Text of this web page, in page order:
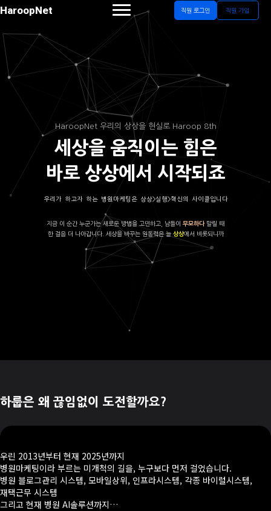
HaroopNet 직원 로그인 직원 가입
HaroopNet 우리의 상상을 현실로 Haroop 8th
세상을 움직이는 힘은
바로 상상에서 시작되죠
우리가 하고자 하는 병원마케팅은 상상>실행>혁신의 사이클입니다
지금 이 순간 누군가는 새로운 방법을 고민하고, 남들이 무모하다말릴 때
한 걸음 더 나아갑니다. 세상을 바꾸는 원동력은 늘 상상에서 비롯되니까
하룹은 왜 끊임없이 도전할까요?
우린 2013년부터 현재 2025년까지
병원마케팅이라 부르는 미개척의 길을, 누구보다 먼저 걸었습니다.
병원 블로그관리 시스템, 모바일상위, 인프라시스템, 각종 바이럴시스템,
재택근무 시스템
그리고 현재 병원 AI솔루션까지…